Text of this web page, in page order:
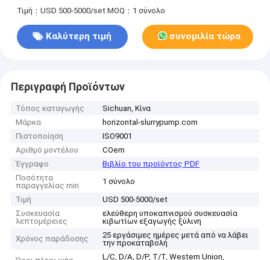
φυγοκεντρικών αντλιών χημική
Τιμή：USD 500-5000/set MOQ：1 σύνολο
Καλύτερη τιμή συνομιλία τώρα
Περιγραφή Προϊόντων
Τόπος καταγωγής
Sichuan, Κίνα
Μάρκα
horizontal-slurrypump.com
Πιστοποίηση
ISO9001
Αριθμό μοντέλου
COem
Έγγραφο
Βιβλίο του προϊόντος PDF
Ποσότητα
παραγγελίας min
1 σύνολο
Τιμή
USD 500-5000/set
Συσκευασία
λεπτομέρειες
ελεύθερη υποκαπνισμού συσκευασία
κιβωτίων εξαγωγής ξύλινη
Χρόνος παράδοσης
25 εργάσιμες ημέρες μετά από να λάβει
την προκαταβολή
L/C, D/A, D/P, T/T, Western Union,